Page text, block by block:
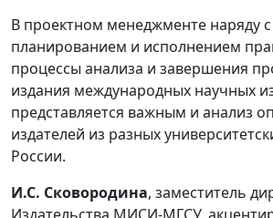
В проектном менеджменте наряду
планированием и исполнением
процессы анализа и завершения
издания международных научных
представляется важным и анализ
издателей из разных
России.
И.С. Сковородина, заместитель